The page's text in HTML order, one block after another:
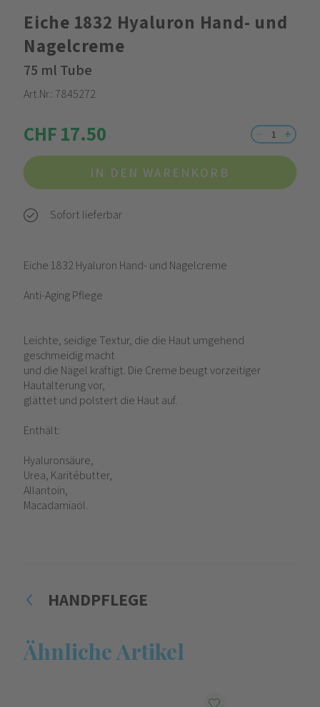
Eiche 1832 Hyaluron Hand- und
Nagelcreme
75 ml Tube
Art.Nr.: 7845272
CHF 17.50
IN DEN WARENKORB
Sofort lieferbar
Eiche 1832 Hyaluron Hand- und Nagelcreme
Anti-Aging Pflege
Leichte, seidige Textur, die die Haut umgehend
geschmeidig macht
und die Nägel kräftigt. Die Creme beugt vorzeitiger
Hautalterung vor,
glättet und polstert die Haut auf.
Enthält:
Hyaluronsäure,
Urea, Karitébutter,
Allantoin,
Macadamiaöl.
HANDPFLEGE
Ähnliche Artikel